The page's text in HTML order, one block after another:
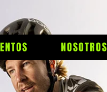
NOSOTROS